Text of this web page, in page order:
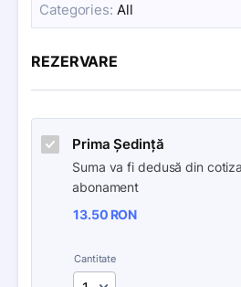
Categories: All
REZERVARE
Prima Ședință
Suma va fi dedusă din
abonament
13.50 RON
Cantitate